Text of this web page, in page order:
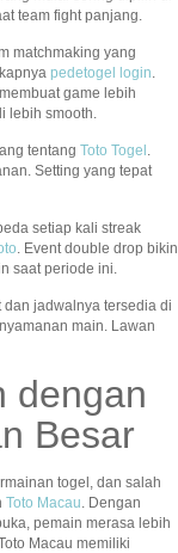
team fight panjang.
matchmaking yang
pedetogel login
game lebih
lebih smooth.
tentang Toto Togel
Setting yang tepat
setiap kali streak
. Event double drop bikin
saat periode ini.
jadwalnya tersedia di
main. Lawan
dengan
Besar
togel, dan salah
Toto Macau . Dengan
pemain merasa lebih
Macau memiliki